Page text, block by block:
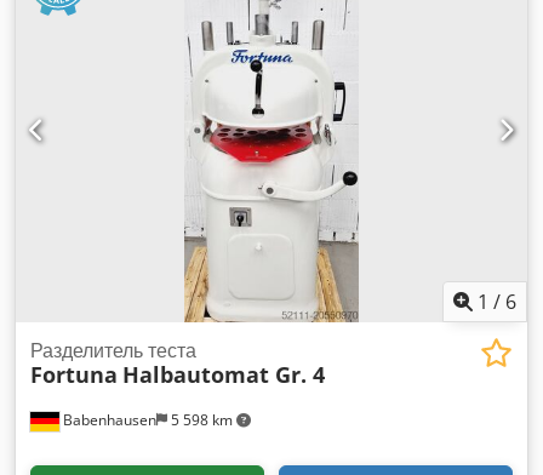
Опыливатель Grafix Digital 3000 - Электронный контроль
боковой метки Dkodpfxjzduu Uj Aqpor - Электронный
контроль двойного листа - Ультразвуковой контроль
двойного листа - Высокостапельный вывод - Шахматный
подаватель - Автоматическая установка для мойки
офсетного полотна
1 / 6
Babenhausen 5 598 km
Разделитель теста
Fortuna Halbautomat Gr. 4